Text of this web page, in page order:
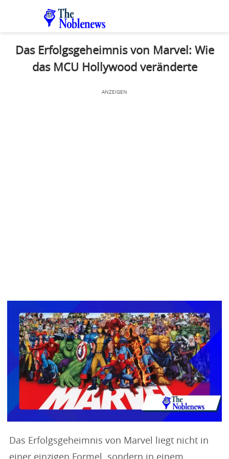
Das Erfolgsgeheimnis von Marvel: Wie
das MCU Hollywood veränderte
ANZEIGEN
Das Erfolgsgeheimnis von Marvel liegt nicht in